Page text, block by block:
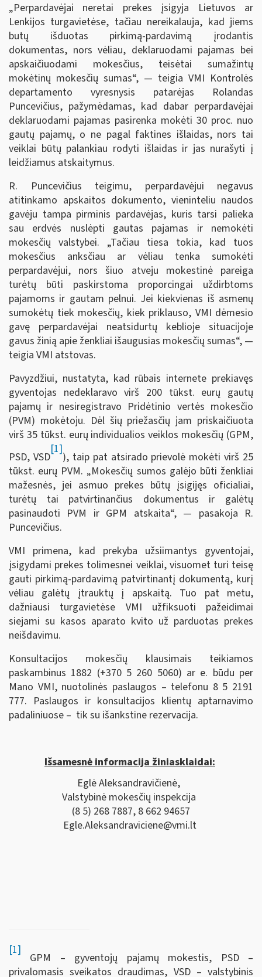
„Perpardavėjai neretai prekes įsigyja Lietuvos ar
Lenkijos turgavietėse, tačiau nereikalauja, kad jiems
butų išduotas pirkimą-pardavimą įrodantis
dokumentas, nors vėliau, deklaruodami pajamas bei
apskaičiuodami mokesčius, teisėtai sumažintų
mokėtinų mokesčių sumas“, — teigia VMI Kontrolės
departamento vyresnysis patarėjas Rolandas
Puncevičius, pažymėdamas, kad dabar perpardavėjai
deklaruodami pajamas pasirenka mokėti 30 proc. nuo
gautų pajamų, o ne pagal faktines išlaidas, nors tai
veiklai būtų palankiau rodyti išlaidas ir jas nurašyti į
leidžiamus atskaitymus.
R. Puncevičius teigimu, perpardavėjui negavus
atitinkamo apskaitos dokumento, vieninteliu naudos
gavėju tampa pirminis pardavėjas, kuris tarsi palieka
sau erdvės nuslėpti gautas pajamas ir nemokėti
mokesčių valstybei. „Tačiau tiesa tokia, kad tuos
mokesčius anksčiau ar vėliau tenka sumokėti
perpardavėjui, nors šiuo atveju mokestinė pareiga
turėtų būti paskirstoma proporcingai uždirbtoms
pajamoms ir gautam pelnui. Jei kiekvienas iš asmenų
sumokėtų tiek mokesčių, kiek priklauso, VMI dėmesio
gavę perpardavėjai neatsidurtų keblioje situacijoje
gavus žinią apie ženkliai išaugusias mokesčių sumas“, —
teigia VMI atstovas.
Pavyzdžiui, nustatyta, kad rūbais internete prekiavęs
gyventojas nedeklaravo virš 200 tūkst. eurų gautų
pajamų ir nesiregistravo Pridėtinio vertės mokesčio
(PVM) mokėtoju. Dėl šių priežasčių jam priskaičiuota
virš 35 tūkst. eurų individualios veiklos mokesčių (GPM,
PSD, VSD
[1]
), taip pat atsirado prievolė mokėti virš 25
tūkst. eurų PVM. „Mokesčių sumos galėjo būti ženkliai
mažesnės, jei asmuo prekes būtų įsigijęs oficialiai,
turėtų tai patvirtinančius dokumentus ir galėtų
pasinaudoti PVM ir GPM atskaita“, — pasakoja R.
Puncevičius.
VMI primena, kad prekyba užsiimantys gyventojai,
įsigydami prekes tolimesnei veiklai, visuomet turi teisę
gauti pirkimą-pardavimą patvirtinantį dokumentą, kurį
vėliau galėtų įtrauktų į apskaitą. Tuo pat metu,
dažniausi turgavietėse VMI užfiksuoti pažeidimai
siejami su kasos aparato kvito už parduotas prekes
neišdavimu.
Konsultacijos mokesčių klausimais teikiamos
paskambinus 1882 (+370 5 260 5060) ar e. būdu per
Mano VMI, nuotolinės paslaugos – telefonu 8 5 2191
777. Paslaugos ir konsultacijos klientų aptarnavimo
padaliniuose – tik su išankstine rezervacija.
Išsamesnė informacija žiniasklaidai:
Eglė Aleksandravičienė,
Valstybinė mokesčių inspekcija
(8 5) 268 7887, 8 662 94657
Egle.Aleksandraviciene@vmi.lt
[1]
GPM – gyventojų pajamų mokestis, PSD –
privalomasis sveikatos draudimas, VSD – valstybinis